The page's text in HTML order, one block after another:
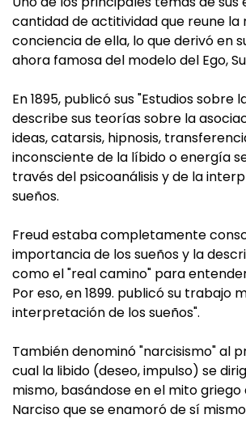
cantidad de actitividad que reune
conciencia de ella, lo que derivó en
ahora famosa del modelo del Ego,
En 1895, publicó sus "Estudios sobre
describe sus teorías sobre la
ideas, catarsis, hipnosis,
inconsciente de la líbido o energía
través del psicoanálisis y de la
sueños.
Freud estaba completamente
importancia de los sueños y la
como el "real camino" para
Por eso, en 1899. publicó su trabajo
interpretación de los sueños".
También denominó "narcisismo" al
cual la libido (deseo, impulso) se
mismo, basándose en el mito
Narciso que se enamoró de sí